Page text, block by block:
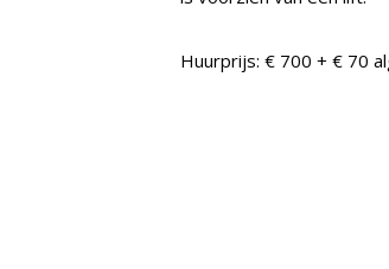
Huurprijs: € 700 + € 70